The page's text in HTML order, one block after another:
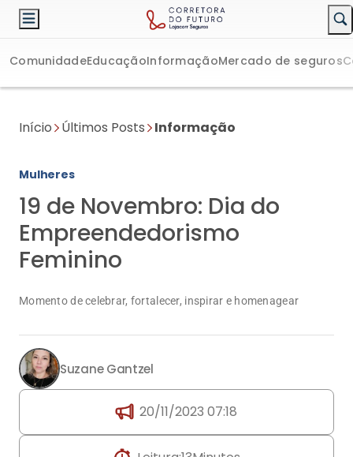
ComunidadeEducaçãoInformaçãoMercado de seguros
Início Últimos Posts Informação
Mulheres
19 de Novembro: Dia do
Empreendedorismo
Feminino
Momento de celebrar, fortalecer, inspirar e homenagear
Suzane Gantzel
20/11/2023 07:18